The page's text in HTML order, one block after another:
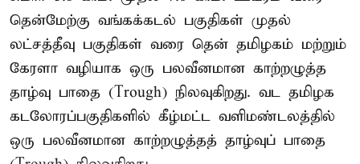
தென்மேற்கு வங்கக்கடல் பகுதிகள் முதல்
லட்சத்தீவு பகுதிகள் வரை தென் தமிழகம் மற்றும்
கேரளா வழியாக ஒரு பலவீனமான காற்றழுத்த
தாழ்வு பாதை (Trough) நிலவுகிறது. வட தமிழக
கடலோரப்பகுதிகளில் கீழ்மட்ட வளிமண்டலத்தில்
ஒரு பலவீனமான காற்றழுத்தத் தாழ்வுப் பாதை